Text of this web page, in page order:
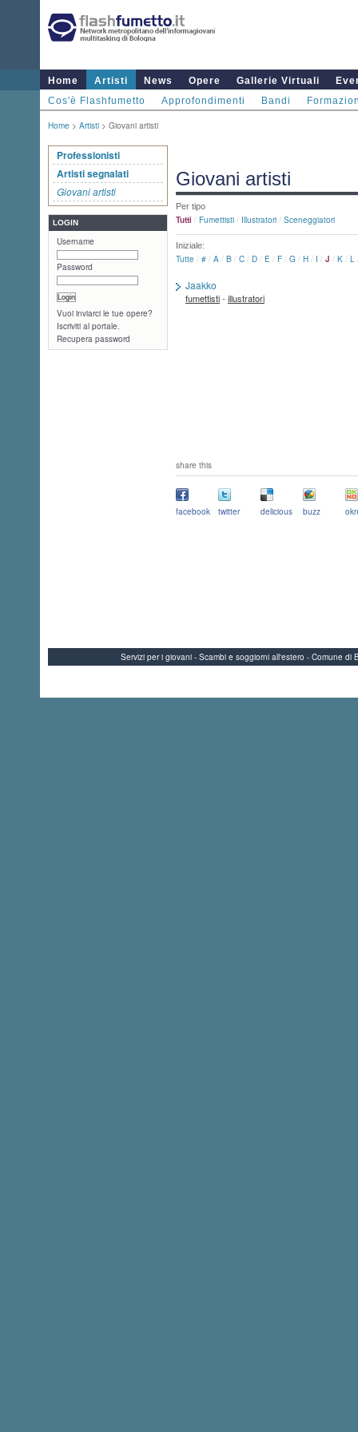
Home Artisti News Opere Gallerie Virtuali
Cos'è Flashfumetto
Approfondimenti Bandi
Home > Artisti > Giovani artisti
Professionisti
Artisti segnalati
Giovani artisti
LOGIN
Username
Password
Vuoi inviarci le tue opere?
Iscriviti al portale.
Recupera password
Giovani artisti
Per tipo
Tutti / Fumettisti / Illustratori / Sceneggiatori
Iniziale:
Tutte / # / A / B / C / D / E / F / G / H / I / J / K / L
Jaakko
fumettisti-illustratori
share this
facebook twitter delicious buzz
Servizi per i giovani - Scambi e soggiorni all'estero - Comune